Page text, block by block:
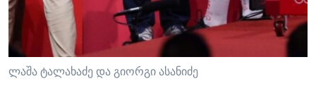
ლაშა ტალახაძე და გიორგი ასანიძე